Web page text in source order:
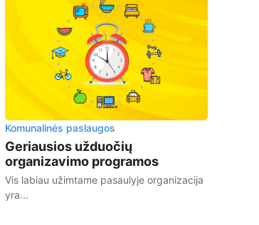
Komunalinės paslaugos
Geriausios užduočių
organizavimo programos
Vis labiau užimtame pasaulyje organizacija
yra...